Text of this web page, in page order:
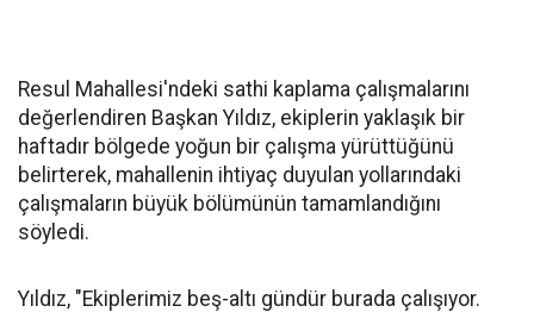
Resul Mahallesi'ndeki sathi kaplama çalışmalarını
değerlendiren Başkan Yıldız, ekiplerin yaklaşık bir
haftadır bölgede yoğun bir çalışma yürüttüğünü
belirterek, mahallenin ihtiyaç duyulan yollarındaki
çalışmaların büyük bölümünün tamamlandığını
söyledi.
Yıldız, "Ekiplerimiz beş-altı gündür burada çalışıyor.